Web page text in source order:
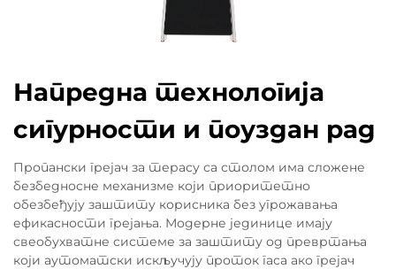
Напредна технологија
сигурности и поуздан рад
Пропански грејач за терасу са столом има сложене
безбедносне механизме који приоритетно
обезбеђују заштиту корисника без угрожавања
ефикасности грејања. Модерне јединице имају
свеобухватне системе за заштиту од превртања
који аутоматски искључују проток гаса ако грејач